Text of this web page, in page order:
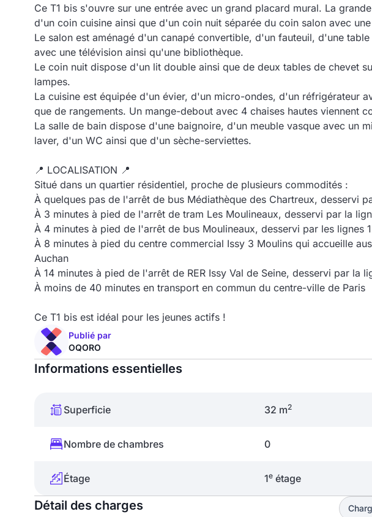
Ce T1 bis s'ouvre sur une entrée avec un grand placard mural. La
d'un coin cuisine ainsi que d'un coin nuit séparée du coin salon avec
Le salon est aménagé d'un canapé convertible, d'un fauteuil, d'une
avec une télévision ainsi qu'une bibliothèque.
Le coin nuit dispose d'un lit double ainsi que de deux tables de chevet
lampes.
La cuisine est équipée d'un évier, d'un micro-ondes, d'un réfrigérateur
que de rangements. Un mange-debout avec 4 chaises hautes viennent
La salle de bain dispose d'une baignoire, d'un meuble vasque avec un
laver, d'un WC ainsi que d'un sèche-serviettes.
📍 LOCALISATION 📍
Situé dans un quartier résidentiel, proche de plusieurs commodités :
À quelques pas de l'arrêt de bus Médiathèque des Chartreux, desservi
À 3 minutes à pied de l'arrêt de tram Les Moulineaux, desservi par la
À 4 minutes à pied de l'arrêt de bus Moulineaux, desservi par les lignes
À 8 minutes à pied du centre commercial Issy 3 Moulins qui accueille
Auchan
À 14 minutes à pied de l'arrêt de RER Issy Val de Seine, desservi par la
À moins de 40 minutes en transport en commun du centre-ville de Paris
Ce T1 bis est idéal pour les jeunes actifs !
Publié par
OQORO
Informations essentielles
Superficie 32 m2
Nombre de chambres 0
Étage 1e étage
Détail des charges